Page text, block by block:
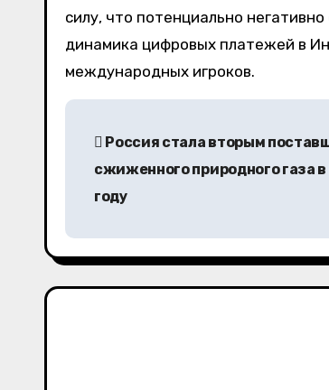
силу, что потенциально
динамика цифровых платежей в
международных игроков.
и
г
Россия стала вторым
сжиженного природного газа
году